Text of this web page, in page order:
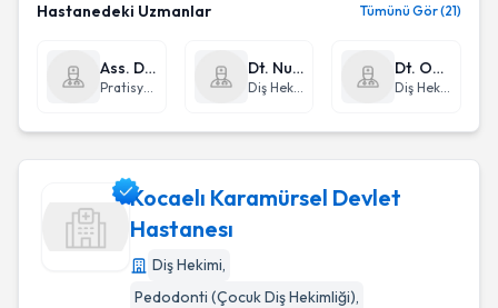
Hastanedeki Uzmanlar Tümünü Gör (21)
Ass. Dr. Miraç Elbir
Pratisyen Hekimlik
Dt. Nursen Budak Gültekin
Diş Hekimi
Dt. Osman Karayel
Diş Hekimi
Kocaelı Karamürsel Devlet
Hastanesı
Diş Hekimi,
Pedodonti (Çocuk Diş Hekimliği),